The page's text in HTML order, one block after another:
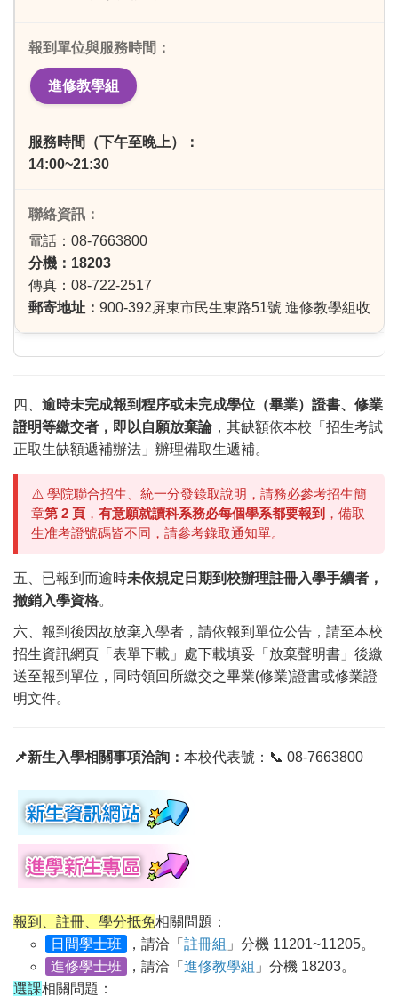
進修教學組
服務時間（下午至晚上）：
14:00~21:30
電話：08-7663800
分機：18203
傳真：08-722-2517
郵寄地址： 900-392屏東市民生東路51號 進修教學組收
四、 逾時未完成報到程序或未完成學位（畢業）證書、修業
證明等繳交者，即以自願放棄論，其缺額依本校「招生考試
正取生缺額遞補辦法」辦理備取生遞補。
⚠️ 學院聯合招生、統一分發錄取說明，請務必參考招生簡
章第 2 頁 ， 有意願就讀科系務必每個學系都要報到 ，備取
生准考證號碼皆不同，請參考錄取通知單。
五、已報到而逾時未依規定日期到校辦理註冊入學手續者，
撤銷入學資格。
六、報到後因故放棄入學者，請依報到單位公告，請至本校
招生資訊網頁「表單下載」處下載填妥「放棄聲明書」後繳
送至報到單位，同時領回所繳交之畢業(修業)證書或修業證
明文件。
📌新生入學相關事項洽詢： 本校代表號：📞 08-7663800
報到、註冊、學分抵免相關問題：
日間學士班
，請洽「 註冊組 」分機 11201~11205。
進修學士班
，請洽「 進修教學組 」分機 18203。
選課相關問題：